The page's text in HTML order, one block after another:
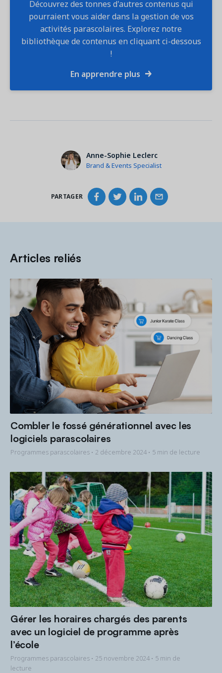
Découvrez des tonnes d'autres contenus qui
pourraient vous aider dans la gestion de vos
activités parascolaires. Explorez notre
bibliothèque de contenus en cliquant ci-dessous
!
En apprendre plus
Anne-Sophie Leclerc
Brand & Events Specialist
PARTAGER
Articles reliés
Combler le fossé générationnel avec les
logiciels parascolaires
Programmes parascolaires • 2 décembre 2024 • 5 min de lecture
Gérer les horaires chargés des parents
avec un logiciel de programme après
l’école
Programmes parascolaires • 25 novembre 2024 • 5 min de
lecture